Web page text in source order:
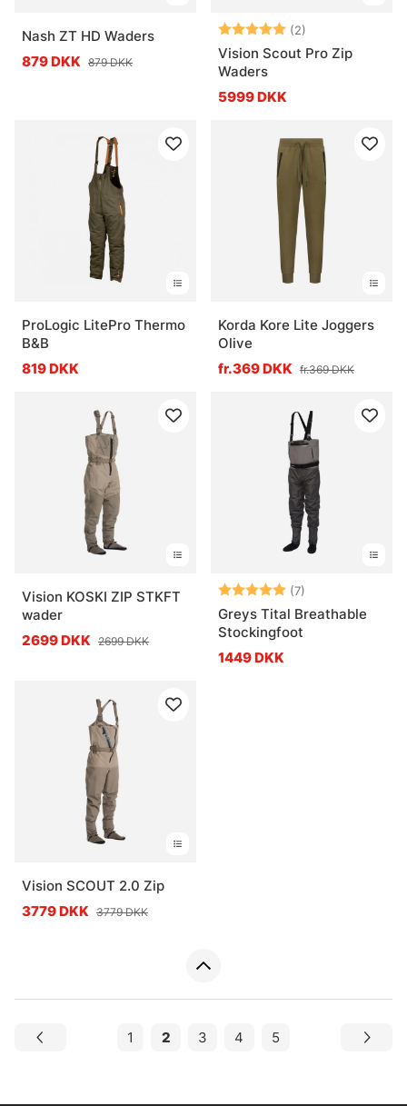
Nash ZT HD Waders
879 DKK 879 DKK
Vurdering: (2)
Vision Scout Pro Zip
Waders
5999 DKK
ProLogic LitePro Thermo
B&B
819 DKK
Korda Kore Lite Joggers
Olive
fr.369 DKK fr.369 DKK
Vision KOSKI ZIP STKFT
wader
2699 DKK 2699 DKK
Vurdering: (7)
Greys Tital Breathable
Stockingfoot
1449 DKK
Vision SCOUT 2.0 Zip
3779 DKK 3779 DKK
1 2 3 4 5